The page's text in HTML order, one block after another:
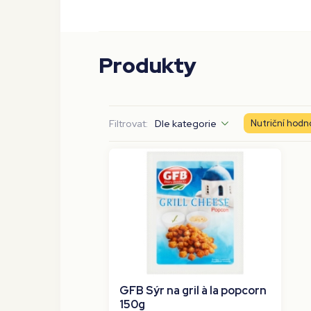
Produkty
Filtrovat: Dle kategorie Nutriční
GFB Sýr na gril à la popcorn
150g